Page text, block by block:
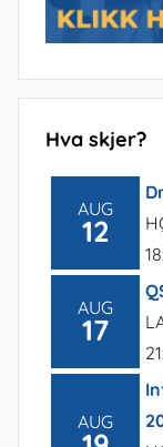
Hva skjer?
AUG
12
AUG
17
AUG